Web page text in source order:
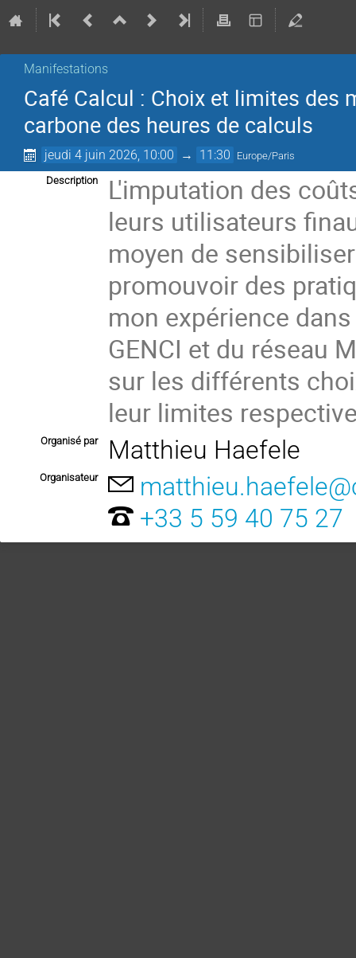
Manifestations
Café Calcul : Choix et limites des
carbone des heures de calculs
jeudi 4 juin 2026, 10:00 → 11:30 Europe/Paris
Description
L'imputation des
leurs utilisateurs
moyen de
promouvoir des
mon expérience
GENCI et du réseau
sur les différents
leur limites
Organisé par Matthieu Haefele
Organisateur
+33 5 59 40 75 27